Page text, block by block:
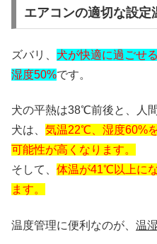
エアコンの適切な設定
ズバリ、 犬が快適に過ごせ
湿度50%です。
犬の平熱は38℃前後と、人
犬は、 気温22℃、湿度60%
可能性が高くなります。
そして、 体温が41℃以上に
ます。
温度管理に便利なのが、 温